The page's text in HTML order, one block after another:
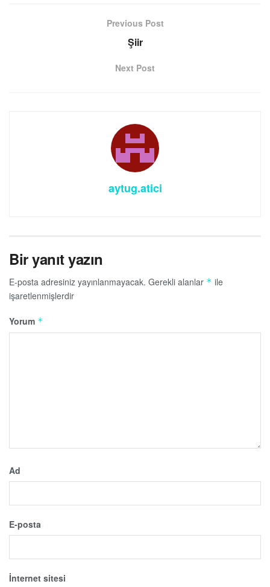
Previous Post
Şiir
Next Post
aytug.atici
Bir yanıt yazın
E-posta adresiniz yayınlanmayacak. Gerekli alanlar * ile
işaretlenmişlerdir
Yorum *
Ad
E-posta
İnternet sitesi